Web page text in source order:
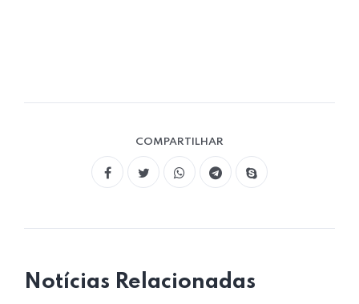
COMPARTILHAR
Notícias Relacionadas